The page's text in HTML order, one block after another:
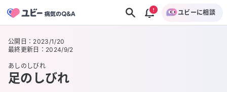
ユビーに相談
公開日 ： 2023/1/20
最終更新日 ： 2024/9/2
あしのしびれ
足のしびれ